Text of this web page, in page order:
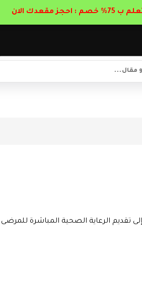
تقديم الرعاية الصحية المباشرة
مقعدك الان